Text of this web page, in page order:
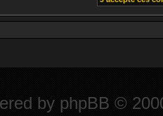
by phpBB ©